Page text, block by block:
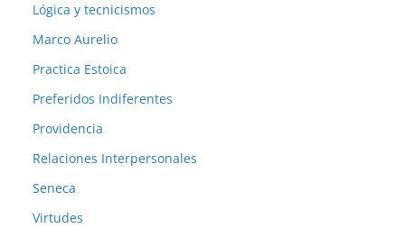
Lógica y tecnicismos
Marco Aurelio
Practica Estoica
Preferidos Indiferentes
Providencia
Relaciones Interpersonales
Seneca
Virtudes